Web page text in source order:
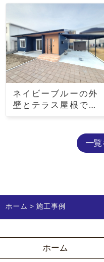
ネイビーブルーの外
壁とテラス屋根でイ
一覧
ホーム 施工事例
ホーム